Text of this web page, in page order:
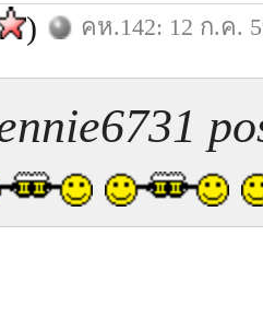
) คห.142: 12 ก.ค.